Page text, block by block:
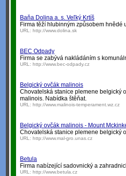
Baňa Dolina a. s. Veľký Krtíš
Firma těží hlubinným způsobem hnědé
URL: http://www.dolina.sk
BEC Odpady
Firma se zabývá nakládáním s
URL: http://www.bec-odpady.cz
Belgický ovčák malinois
Chovatelská stanice plemene belgický
malinois. Nabídka štěňat.
URL: http://www.malinois-temperament.wz.cz
Belgický ovčák malinois - Mount
Chovatelská stanice plemene belgický
URL: http://www.mal-gro.unas.cz
Betula
Firma nabízející sadovnický a
URL: http://www.betula.cz